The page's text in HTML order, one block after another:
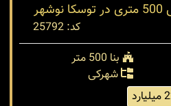
کد: 25792
بنا 500 متر
شهرکی